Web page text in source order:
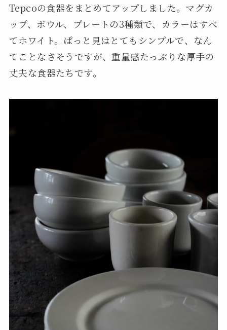
Tepcoの食器をまとめてアップしました。マグカ
ップ、ボウル、プレートの3種類で、カラーはすべ
てホワイト。ぱっと見はとてもシンプルで、なん
てことなさそうですが、重量感たっぷりな厚手の
丈夫な食器たちです。